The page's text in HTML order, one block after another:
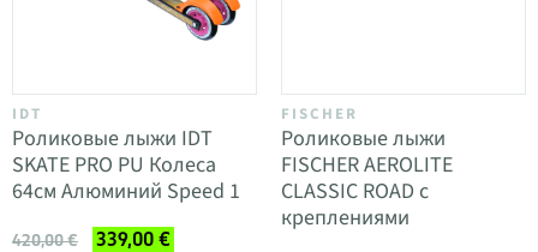
IDT
Роликовые лыжи IDT
SKATE PRO PU Колеса
64см Алюминий Speed 1
420,00 € 339,00 €
FISCHER
Роликовые лыжи
FISCHER AEROLITE
CLASSIC ROAD с
креплениями